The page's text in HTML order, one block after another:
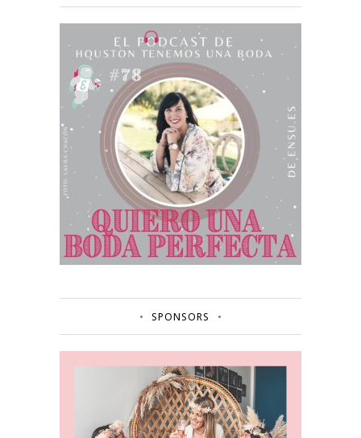
SPONSORS